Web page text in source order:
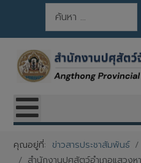
การค้นหา
คุณอยู่ที่: ข่าวสารประชาสัมพันธ์